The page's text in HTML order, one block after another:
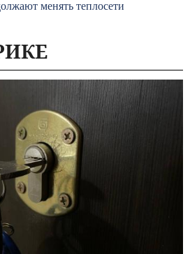
менять теплосети